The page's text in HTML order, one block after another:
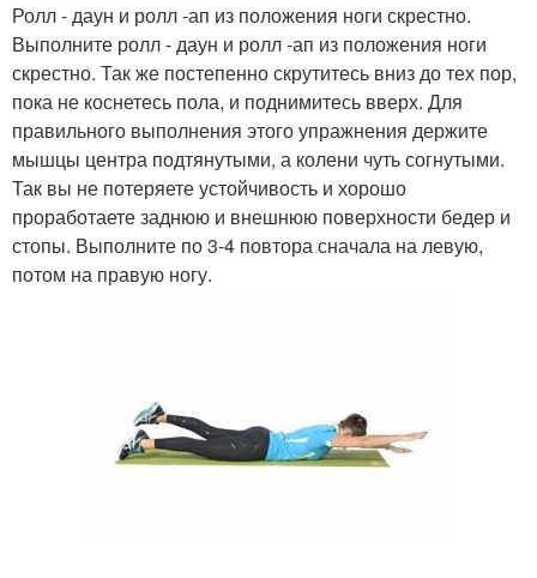
Ролл - даун и ролл -ап из положения ноги скрестно.
Выполните ролл - даун и ролл -ап из положения ноги
скрестно. Так же постепенно скрутитесь вниз до тех пор,
пока не коснетесь пола, и поднимитесь вверх. Для
правильного выполнения этого упражнения держите
мышцы центра подтянутыми, а колени чуть согнутыми.
Так вы не потеряете устойчивость и хорошо
проработаете заднюю и внешнюю поверхности бедер и
стопы. Выполните по 3-4 повтора сначала на левую,
потом на правую ногу.